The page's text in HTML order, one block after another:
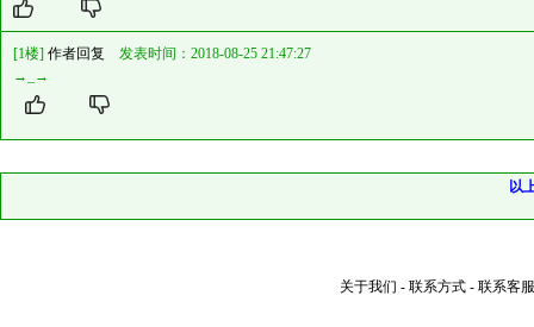
[1楼] 作者回复 发表时间：2018-08-25 21:47:27
→_→
以
关于我们 - 联系方式 - 联系客服